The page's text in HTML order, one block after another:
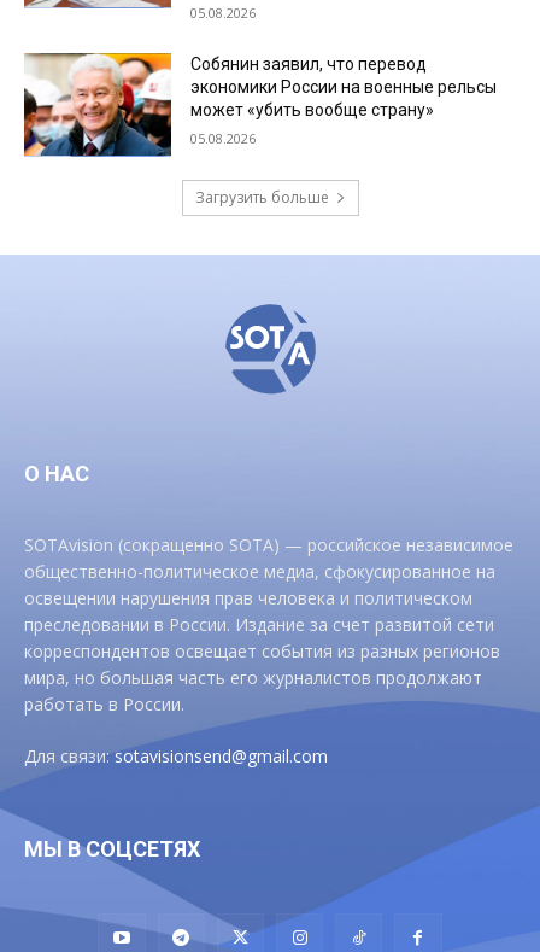
05.08.2026
Собянин заявил, что перевод
экономики России на военные рельсы
может «убить вообще страну»
05.08.2026
Загрузить больше
О НАС
SOTAvision (сокращенно SOTA) — российское независимое
общественно-политическое медиа, сфокусированное на
освещении нарушения прав человека и политическом
преследовании в России. Издание за счет развитой сети
корреспондентов освещает события из разных регионов
мира, но большая часть его журналистов продолжают
работать в России.
Для связи:sotavisionsend@gmail.com
МЫ В СОЦСЕТЯХ